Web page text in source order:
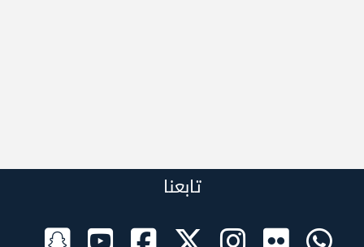
تابعنا